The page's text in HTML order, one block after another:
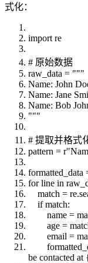
式化：
import re
# 原始数据
raw_data = """
Name: John
Name: Jane
Name: Bob
"""
# 提取并格式
pattern =
formatted_data
for line in
match =
if match:
name =
age =
email =
be contacted